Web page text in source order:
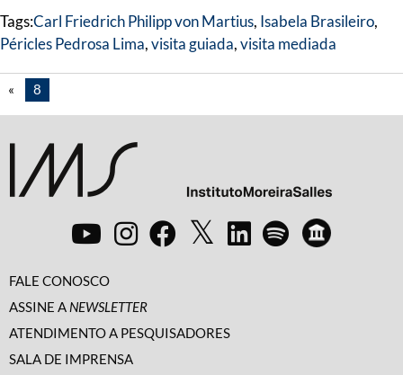
Tags:Carl Friedrich Philipp von Martius, Isabela Brasileiro,
Péricles Pedrosa Lima,visita guiada,visita mediada
« 8
FALE CONOSCO
ASSINE A NEWSLETTER
ATENDIMENTO A PESQUISADORES
SALA DE IMPRENSA